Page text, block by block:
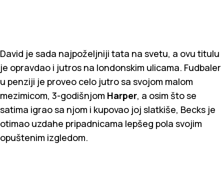
David je sada najpoželjniji tata na svetu, a ovu titulu
je opravdao i jutros na londonskim ulicama. Fudbaler
u penziji je proveo celo jutro sa svojom malom
mezimicom, 3-godišnjom Harper, a osim što se
satima igrao sa njom i kupovao joj slatkiše, Becks je
otimao uzdahe pripadnicama lepšeg pola svojim
opuštenim izgledom.